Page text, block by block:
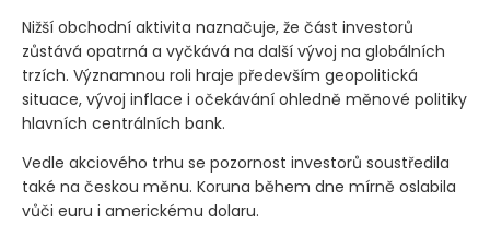
Nižší obchodní aktivita naznačuje, že část investorů
zůstává opatrná a vyčkává na další vývoj na globálních
trzích. Významnou roli hraje především geopolitická
situace, vývoj inflace i očekávání ohledně měnové politiky
hlavních centrálních bank.
Vedle akciového trhu se pozornost investorů soustředila
také na českou měnu. Koruna během dne mírně oslabila
vůči euru i americkému dolaru.